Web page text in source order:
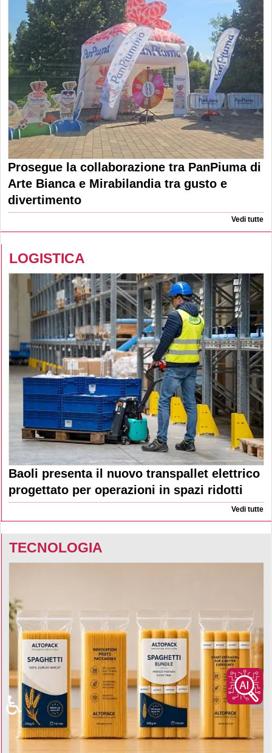
Prosegue la collaborazione tra PanPiuma di
Arte Bianca e Mirabilandia tra gusto e
divertimento
Vedi tutte
LOGISTICA
Baoli presenta il nuovo transpallet elettrico
progettato per operazioni in spazi ridotti
Vedi tutte
TECNOLOGIA